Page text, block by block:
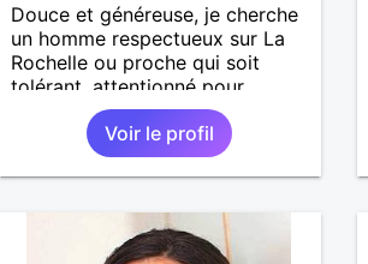
Douce et généreuse, je cherche
un homme respectueux sur La
Rochelle ou proche qui soit
tolérant, attentionné pour
profiter de la vie à deux.
Voir le profil